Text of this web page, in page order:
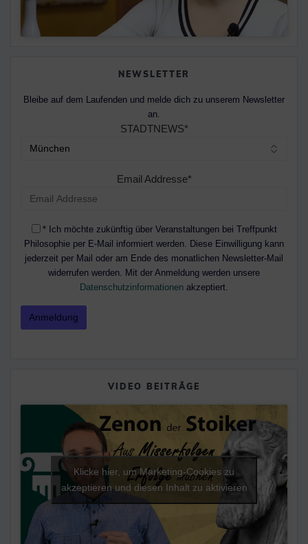
NEWSLETTER
Bleibe auf dem Laufenden und melde dich zu unserem Newsletter
an.
STADTNEWS*
Email Addresse*
* Ich möchte zukünftig über Veranstaltungen bei Treffpunkt
Philosophie per E-Mail informiert werden. Diese Einwilligung kann
jederzeit per Mail oder am Ende des monatlichen Newsletter-Mail
widerrufen werden. Mit der Anmeldung werden unsere
Datenschutzinformationen akzeptiert.
VIDEO BEITRÄGE
Klicke hier, um Marketing-Cookies zu
akzeptieren und diesen Inhalt zu aktivieren